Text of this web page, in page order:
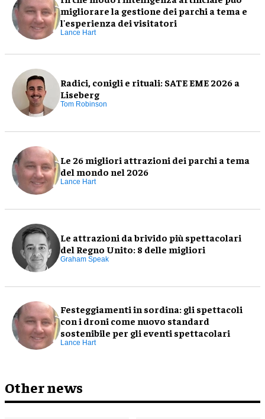
migliorare la gestione dei parchi a tema e
l'esperienza dei visitatori
Lance Hart
Radici, conigli e rituali: SATE EME 2026 a
Liseberg
Tom Robinson
Le 26 migliori attrazioni dei parchi a tema
del mondo nel 2026
Lance Hart
Le attrazioni da brivido più spettacolari
del Regno Unito: 8 delle migliori
Graham Speak
Festeggiamenti in sordina: gli spettacoli
con i droni come nuovo standard
sostenibile per gli eventi spettacolari
Lance Hart
Other news